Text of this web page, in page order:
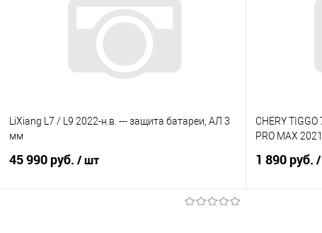
LiXiang L7 / L9 2022-н.в. --- защита батареи, АЛ 3
мм
45 990 руб. / шт
CHERY
PRO MAX
1 890 руб.